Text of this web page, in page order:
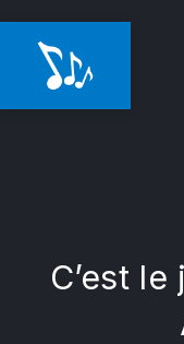
C’est